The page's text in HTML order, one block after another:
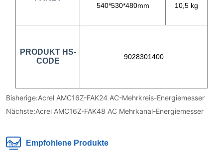
Bisherige:Acrel AMC16Z-FAK24 AC-Mehrkreis-Energiemesser
Nächste:Acrel AMC16Z-FAK48 AC Mehrkanal-Energiemesser
Empfohlene Produkte